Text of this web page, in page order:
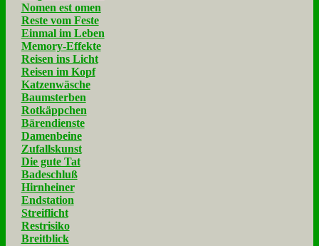
Nomen est omen
Reste vom Feste
Einmal im Leben
Memory-Effekte
Reisen ins Licht
Reisen im Kopf
Katzenwäsche
Baumsterben
Rotkäppchen
Bärendienste
Damenbeine
Zufallskunst
Die gute Tat
Badeschluß
Hirnheiner
Endstation
Streiflicht
Restrisiko
Breitblick